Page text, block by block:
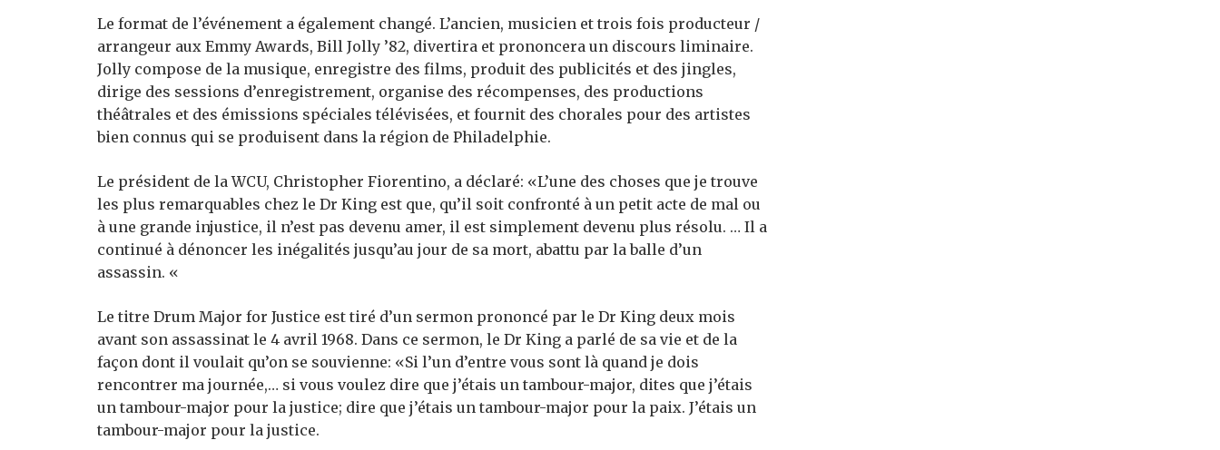
Le format de l’événement a également changé. L’ancien, musicien et trois fois producteur /
arrangeur aux Emmy Awards, Bill Jolly ’82, divertira et prononcera un discours liminaire.
Jolly compose de la musique, enregistre des films, produit des publicités et des jingles,
dirige des sessions d’enregistrement, organise des récompenses, des productions
théâtrales et des émissions spéciales télévisées, et fournit des chorales pour des artistes
bien connus qui se produisent dans la région de Philadelphie.
Le président de la WCU, Christopher Fiorentino, a déclaré: «L’une des choses que je trouve
les plus remarquables chez le Dr King est que, qu’il soit confronté à un petit acte de mal ou
à une grande injustice, il n’est pas devenu amer, il est simplement devenu plus résolu. … Il a
continué à dénoncer les inégalités jusqu’au jour de sa mort, abattu par la balle d’un
assassin. «
Le titre Drum Major for Justice est tiré d’un sermon prononcé par le Dr King deux mois
avant son assassinat le 4 avril 1968. Dans ce sermon, le Dr King a parlé de sa vie et de la
façon dont il voulait qu’on se souvienne: «Si l’un d’entre vous sont là quand je dois
rencontrer ma journée,… si vous voulez dire que j’étais un tambour-major, dites que j’étais
un tambour-major pour la justice; dire que j’étais un tambour-major pour la paix. J’étais un
tambour-major pour la justice.